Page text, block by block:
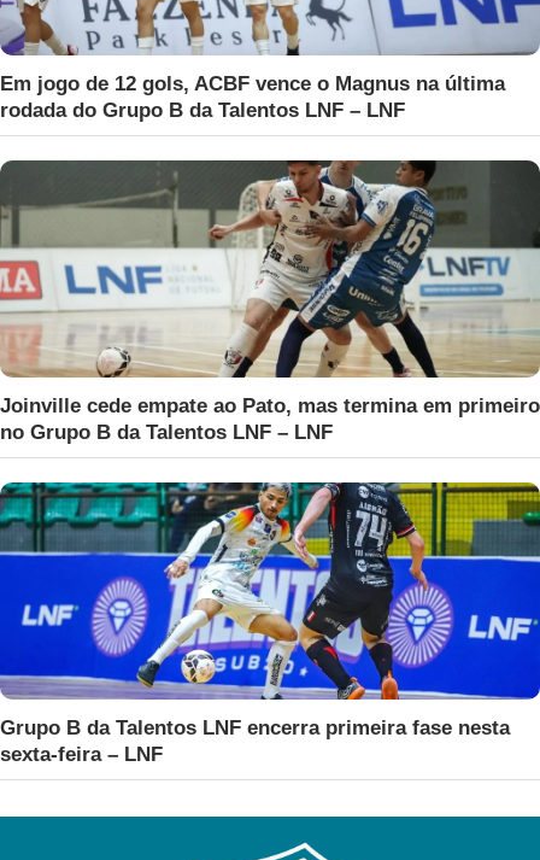
Em jogo de 12 gols, ACBF vence o Magnus na última
rodada do Grupo B da Talentos LNF – LNF
Joinville cede empate ao Pato, mas termina em primeiro
no Grupo B da Talentos LNF – LNF
Grupo B da Talentos LNF encerra primeira fase nesta
sexta-feira – LNF